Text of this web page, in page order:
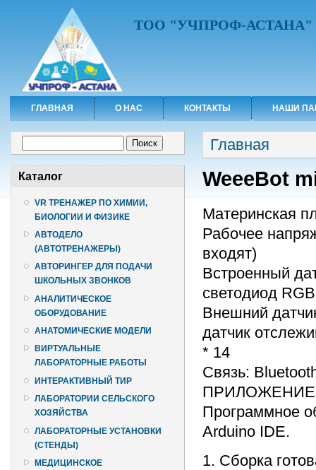
ТОО "УЧПРОФ-АСТАНА"
ГЛАВНАЯ О НАС КОНТАКТЫ НАШИ
Каталог
VR ТРЕНАЖЕР ПО ХИМИИ,
БИОЛОГИИ И ФИЗИКЕ
АВТОДЕЛО
(АВТОТРЕНАЖЕРЫ)
АВТОРИНГЕР ДЛЯ ПОДАЧИ
ШКОЛЬНЫХ ЗВОНКОВ
АНАЛИТИЧЕСКОЕ
ОБОРУДОВАНИЕ
АНАТОМИЧЕСКИЕ МОДЕЛИ
ВИРТУАЛЬНЫЕ
ЛАБОРАТОРНЫЕ РАБОТЫ
ИНТЕРАКТИВНЫЙ ТИР
ЛАБОРАТОРИИ СЕЛЬСКОГО
ХОЗЯЙСТВА
ЛАБОРАТОРНЫЕ УСТАНОВКИ
(СТЕНДЫ)
МЕДИЦИНСКОЕ
Вы здесь
Главная
WeeeBot
Материнская
Рабочее
входят)
Встроенный
светодиод
Внешний
датчик
* 14
Связь:
ПРИЛОЖЕНИЕ:
Программное
Arduino IDE.
1. Сборка